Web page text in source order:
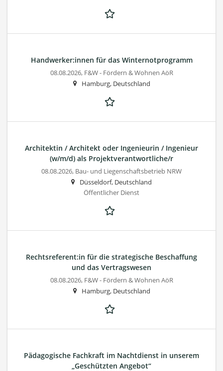
Handwerker:innen für das Winternotprogramm
08.08.2026, F&W - Fördern & Wohnen AöR
Hamburg, Deutschland
Architektin / Architekt oder Ingenieurin / Ingenieur
(w/m/d) als Projektverantwortliche/r
08.08.2026, Bau- und Liegenschaftsbetrieb NRW
Düsseldorf, Deutschland
Öffentlicher Dienst
Rechtsreferent:in für die strategische Beschaffung
und das Vertragswesen
08.08.2026, F&W - Fördern & Wohnen AöR
Hamburg, Deutschland
Pädagogische Fachkraft im Nachtdienst in unserem
„Geschützten Angebot“